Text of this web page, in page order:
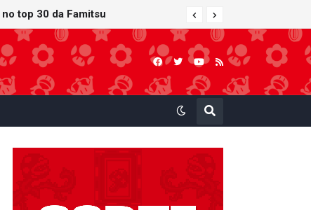
top 30 da Famitsu
gráfica exclusiva